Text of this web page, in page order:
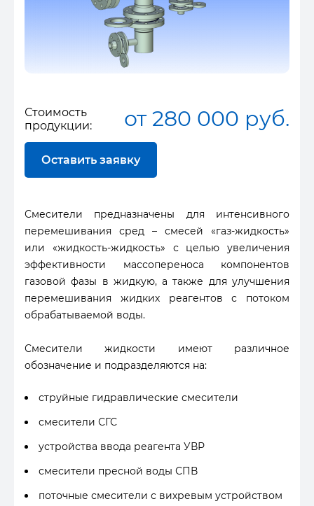
Стоимость
продукции:
от 280 000 руб.
Оставить заявку
Смесители предназначены для интенсивного
перемешивания сред – смесей «газ-жидкость»
или «жидкость-жидкость» с целью увеличения
эффективности массопереноса компонентов
газовой фазы в жидкую, а также для улучшения
перемешивания жидких реагентов с потоком
обрабатываемой воды.
Смесители жидкости имеют различное
обозначение и подразделяются на:
струйные гидравлические смесители
смесители СГС
устройства ввода реагента УВР
смесители пресной воды СПВ
поточные смесители с вихревым устройством